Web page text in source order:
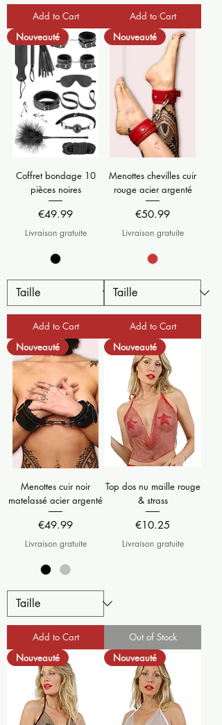
Add to Cart
Add to Cart
Nouveauté
Coffret bondage 10
pièces noires
Price
€49.99
Livraison gratuite
Add to Cart
Nouveauté
Menottes chevilles cuir
rouge acier argenté
Price
€50.99
Livraison gratuite
Add to Cart
Nouveauté
Menottes cuir noir
matelassé acier argenté
Price
€49.99
Livraison gratuite
Add to Cart
Nouveauté
Top dos nu maille rouge
& strass
Price
€10.25
Livraison gratuite
Out of Stock
Nouveauté
Nouveauté